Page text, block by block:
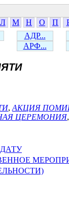
Л М Н О П
АДР...
АРФ...
, АКЦИЯ
ЦЕРЕМОНИЯ